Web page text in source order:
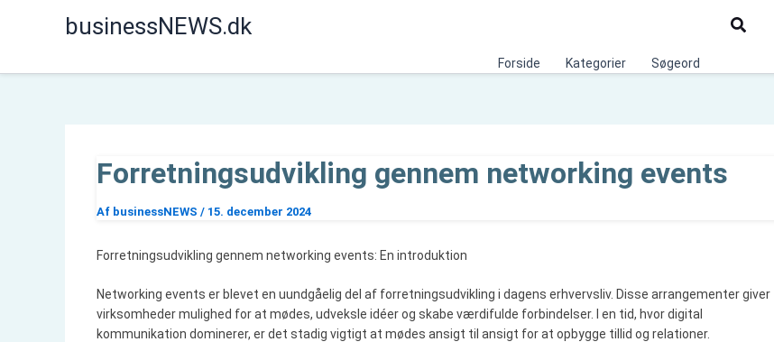
businessNEWS.dk Søg
Forside Kategorier Søgeord
Forretningsudvikling gennem networking events
Af businessNEWS / 15. december 2024
Forretningsudvikling gennem networking events: En introduktion
Networking events er blevet en uundgåelig del af forretningsudvikling i dagens erhvervsliv. Disse arrangementer giver
virksomheder mulighed for at mødes, udveksle idéer og skabe værdifulde forbindelser. I en tid, hvor digital
kommunikation dominerer, er det stadig vigtigt at mødes ansigt til ansigt for at opbygge tillid og relationer.